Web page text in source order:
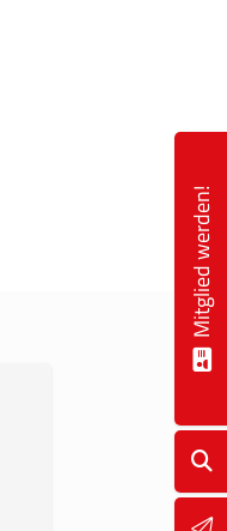
Mitglied werden!